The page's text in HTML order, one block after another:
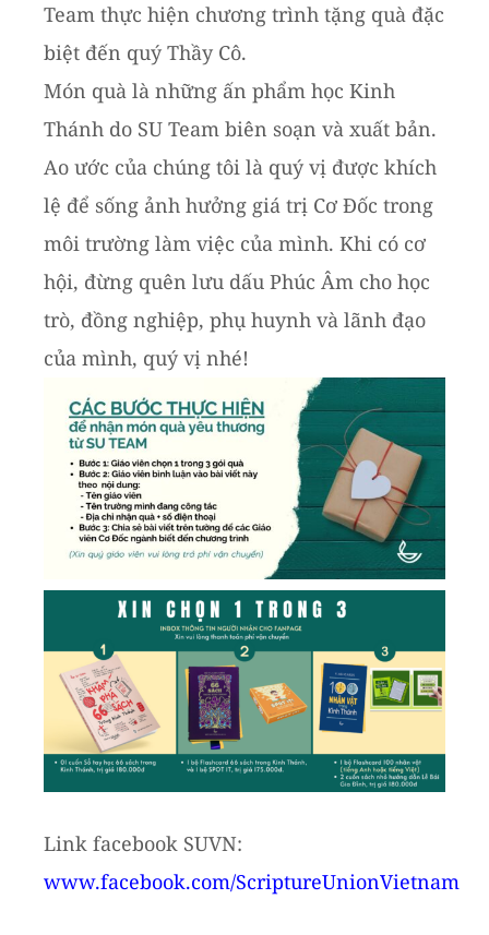
Team thực hiện chương trình tặng quà đặc
biệt đến quý Thầy Cô.
Món quà là những ấn phẩm học Kinh
Thánh do SU Team biên soạn và xuất bản.
Ao ước của chúng tôi là quý vị được khích
lệ để sống ảnh hưởng giá trị Cơ Đốc trong
môi trường làm việc của mình. Khi có cơ
hội, đừng quên lưu dấu Phúc Âm cho học
trò, đồng nghiệp, phụ huynh và lãnh đạo
của mình, quý vị nhé!
Link facebook SUVN:
www.facebook.com/ScriptureUnionVietnam